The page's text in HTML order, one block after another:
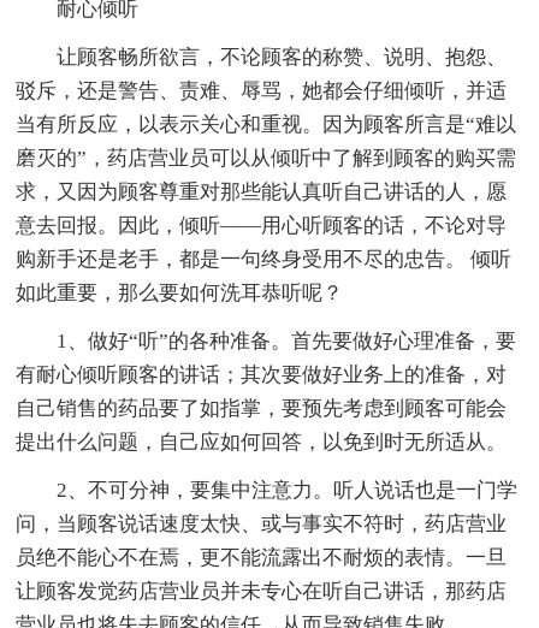
耐心倾听
让顾客畅所欲言，不论顾客的称赞、说明、抱怨、
驳斥，还是警告、责难、辱骂，她都会仔细倾听，并适
当有所反应，以表示关心和重视。因为顾客所言是“难以
磨灭的”，药店营业员可以从倾听中了解到顾客的购买需
求，又因为顾客尊重对那些能认真听自己讲话的人，愿
意去回报。因此，倾听——用心听顾客的话，不论对导
购新手还是老手，都是一句终身受用不尽的忠告。 倾听
如此重要，那么要如何洗耳恭听呢？
1、做好“听”的各种准备。首先要做好心理准备，要
有耐心倾听顾客的讲话；其次要做好业务上的准备，对
自己销售的药品要了如指掌，要预先考虑到顾客可能会
提出什么问题，自己应如何回答，以免到时无所适从。
2、不可分神，要集中注意力。听人说话也是一门学
问，当顾客说话速度太快、或与事实不符时，药店营业
员绝不能心不在焉，更不能流露出不耐烦的表情。一旦
让顾客发觉药店营业员并未专心在听自己讲话，那药店